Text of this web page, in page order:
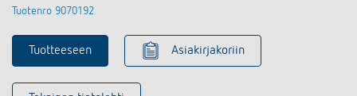
Tuotenro 9070192
Tuotteeseen Asiakirjakoriin